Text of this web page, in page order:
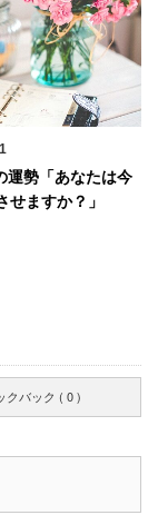
運勢「あなたは今
せますか？」
クバック ( 0 )